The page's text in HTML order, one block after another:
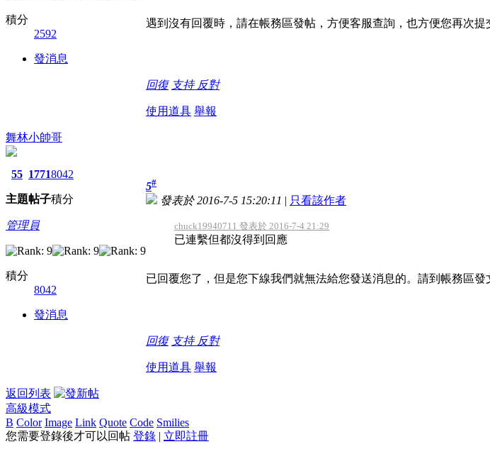
積分
2592
發消息
遇到沒有回覆時，請在帳務區發帖，方便客服查詢，也方便您再次提
回復 支持 反對
使用道具 舉報
舞林小帥哥
55
主題
1771
帖子
8042
積分
管理員
積分
8042
發消息
5#
發表於 2016-7-5 15:20:11 | 只看該作者
chuck19940711 發表於 2016-7-4 21:29
已連繫但都沒得到回應
已回覆您了，但是您下線我們就無法給您發送消息的。請到帳務區
回復 支持 反對
使用道具 舉報
返回列表
高級模式
B Color Image Link Quote Code Smilies
您需要登錄後才可以回帖 登錄 | 立即註冊